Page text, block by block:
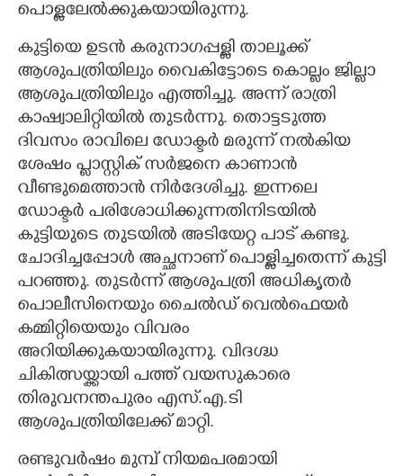
പൊള്ളലേൽക്കുകയായിരുന്നു.
കുട്ടിയെ ഉടൻ കരുനാഗപ്പള്ളി താലൂക്ക്
ആശുപത്രിയിലും വൈകിട്ടോടെ കൊല്ലം ജില്ലാ
ആശുപത്രിയിലും എത്തിച്ചു. അന്ന് രാത്രി
കാഷ്വാലിറ്റിയിൽ തുടർന്നു. തൊട്ടടുത്ത
ദിവസം രാവിലെ ഡോക്ടർ മരുന്ന് നൽകിയ
ശേഷം പ്ലാസ്റ്റിക് സർജനെ കാണാൻ
വീണ്ടുമെത്താൻ നിർദേശിച്ചു. ഇന്നലെ
ഡോക്ടർ പരിശോധിക്കുന്നതിനിടയിൽ
കുട്ടിയുടെ തുടയിൽ അടിയേറ്റ പാട് കണ്ടു.
ചോദിച്ചപ്പോൾ അച്ഛനാണ് പൊള്ളിച്ചതെന്ന് കുട്ടി
പറഞ്ഞു. തുടർന്ന് ആശുപത്രി അധികൃതർ
പൊലീസിനെയും ചൈൽഡ് വെൽഫെയർ
കമ്മിറ്റിയെയും വിവരം
അറിയിക്കുകയായിരുന്നു. വിദഗ്ദ്ധ
ചികിത്സയ്ക്കായി പത്ത് വയസുകാരെ
തിരുവനന്തപുരം എസ്.എ.ടി
ആശുപത്രിയിലേക്ക് മാറ്റി.
രണ്ടുവർഷം മുമ്പ് നിയമപരമായി